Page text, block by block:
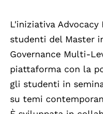
L'iniziativa
studenti del Master
Governance Multi-
piattaforma con la
gli studenti in
su temi